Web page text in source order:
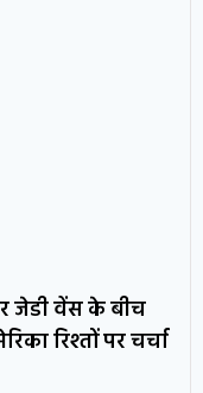
जेडी वेंस के बीच
रिश्तों पर चर्चा